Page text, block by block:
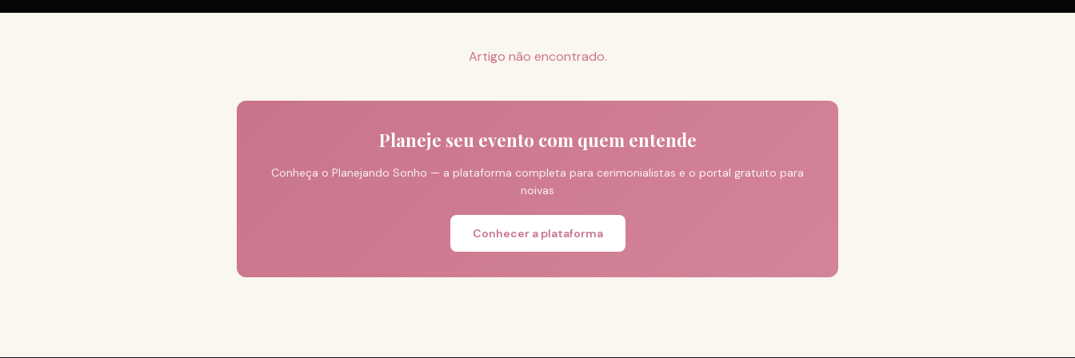
Artigo não encontrado.
Planeje seu evento com quem entende
Conheça o Planejando Sonho — a plataforma completa para cerimonialistas e o portal gratuito para
noivas
Conhecer a plataforma